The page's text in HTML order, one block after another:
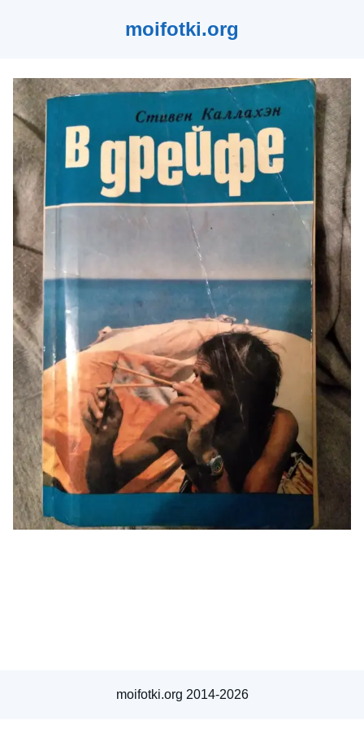
moifotki.org
moifotki.org 2014-2026